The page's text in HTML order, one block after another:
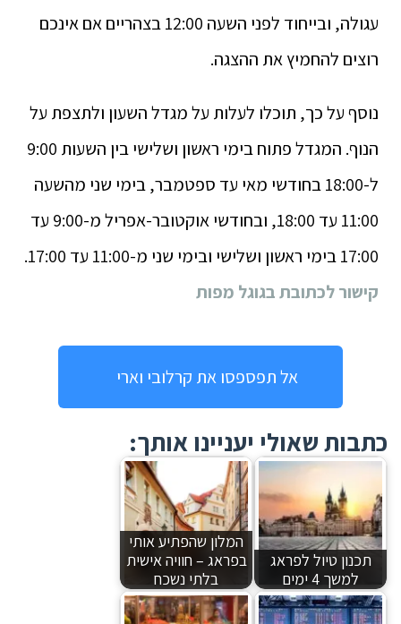
עגולה, ובייחוד לפני השעה 12:00 בצהריים אם אינכם
רוצים להחמיץ את ההצגה.
נוסף על כך, תוכלו לעלות על מגדל השעון ולתצפת על
הנוף. המגדל פתוח בימי ראשון ושלישי בין השעות 9:00
ל-18:00 בחודשי מאי עד ספטמבר, בימי שני מהשעה
11:00 עד 18:00, ובחודשי אוקטובר-אפריל מ-9:00 עד
17:00 בימי ראשון ושלישי ובימי שני מ-11:00 עד 17:00.
קישור לכתובת בגוגל מפות
אל תפספסו את קרלובי וארי
כתבות שאולי יעניינו אותך:
תכנון טיול לפראג
למשך 4 ימים
המלון שהפתיע אותי
בפראג – חוויה אישית
בלתי נשכח